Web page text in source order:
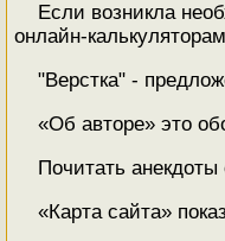
Если возникла
онлайн-
"Верстка" -
«Об авторе» это
Почитать
«Карта сайта»